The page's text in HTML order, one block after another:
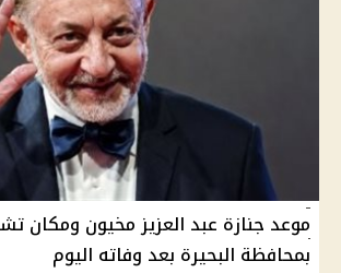
موعد جنازة عبد العزيز مخيون ومكان
بمحافظة البحيرة بعد وفاته اليوم